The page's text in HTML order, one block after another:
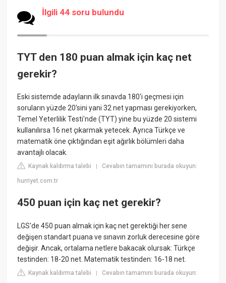
İlgili 44 soru bulundu
TYT den 180 puan almak için kaç net
gerekir?
Eski sistemde adayların ilk sınavda 180'i geçmesi için
soruların yüzde 20'sini yani 32 net yapması gerekiyorken,
Temel Yeterlilik Testi'nde (TYT) yine bu yüzde 20 sistemi
kullanılırsa 16 net çıkarmak yetecek. Ayrıca Türkçe ve
matematik öne çıktığından eşit ağırlık bölümleri daha
avantajlı olacak.
Kaynak kaldırma talebi |Cevabın tamamını burada okuyun:
hurriyet.com.tr
450 puan için kaç net gerekir?
LGS'de 450 puan almak için kaç net gerektiği her sene
değişen standart puana ve sınavın zorluk derecesine göre
değişir. Ancak, ortalama netlere bakacak olursak: Türkçe
testinden: 18-20 net. Matematik testinden: 16-18 net.
Kaynak kaldırma talebi |Cevabın tamamını burada okuyun: